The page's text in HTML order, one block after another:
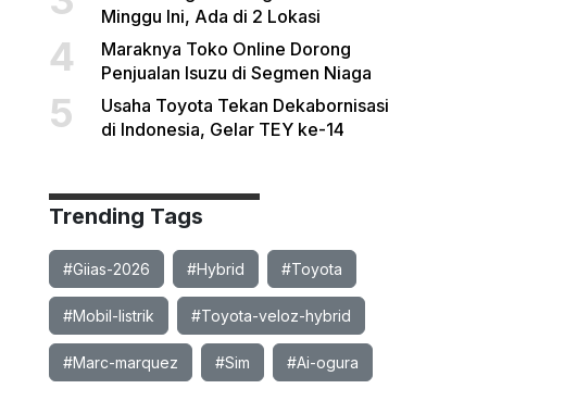
Minggu Ini, Ada di 2 Lokasi
4
Maraknya Toko Online Dorong
Penjualan Isuzu di Segmen Niaga
5
Usaha Toyota Tekan Dekabornisasi
di Indonesia, Gelar TEY ke-14
Trending Tags
#Giias-2026 #Hybrid #Toyota
#Mobil-listrik #Toyota-veloz-hybrid
#Marc-marquez #Sim #Ai-ogura